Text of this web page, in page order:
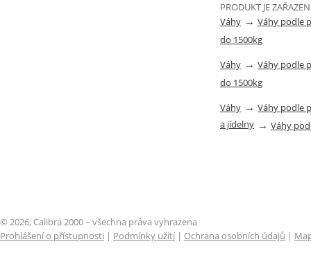
PRODUKT JE
Váhy → Váhy podle
do 1500kg
Váhy → Váhy podle
do 1500kg
Váhy → Váhy podle
a jídelny → Váhy
© 2026, Calibra 2000 – všechna práva vyhrazena
Prohlášení o přístupnosti | Podmínky užití| Ochrana osobních údajů |